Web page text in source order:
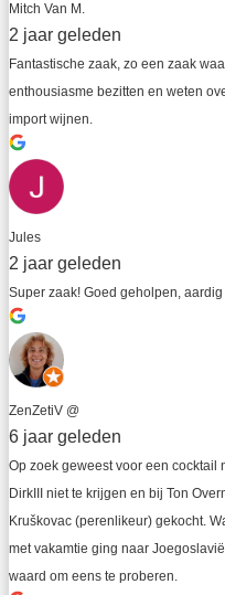
Mitch Van M.
2 jaar geleden
Fantastische zaak, zo een zaak
enthousiasme bezitten en weten
import wijnen.
Jules
2 jaar geleden
Super zaak! Goed geholpen,
ZenZetiV @
6 jaar geleden
Op zoek geweest voor een cocktail
DirkIII niet te krijgen en bij Ton
Kruškovac (perenlikeur) gekocht.
met vakamtie ging naar
waard om eens te proberen.